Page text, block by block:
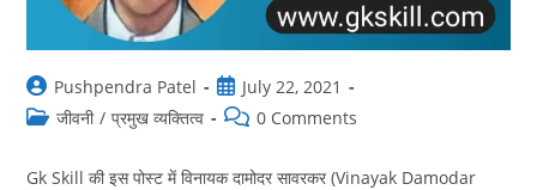
Post
author:
Pushpendra Patel
Post
published:
July 22, 2021
Postजीवनी / प्रमुख व्यक्तित्व
Post0 Comments
Gk Skill की इस पोस्ट में विनायक दामोदर सावरकर (Vinayak Damodar